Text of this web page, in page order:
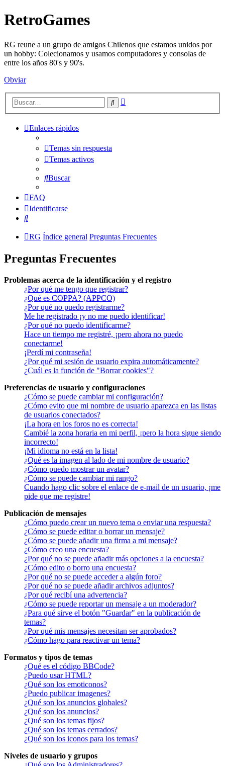
RetroGames
RG reune a un grupo de amigos Chilenos que estamos unidos por
un hobby: Colecionamos y usamos computadores y consolas de
entre los años 80's y 90's.
Obviar
Buscar
Enlaces rápidos
Temas sin respuesta
Temas activos
Buscar
FAQ
Identificarse
Buscar
RG Índice general Preguntas Frecuentes
Preguntas Frecuentes
Problemas acerca de la identificación y el registro
¿Por qué me tengo que registrar?
¿Qué es COPPA? (APPCO)
¿Por qué no puedo registrarme?
Me he registrado ¡y no me puedo identificar!
¿Por qué no puedo identificarme?
Hace un tiempo me registré, ¡pero ahora no puedo
conectarme!
¡Perdí mi contraseña!
¿Por qué mi sesión de usuario expira automáticamente?
¿Cuál es la función de "Borrar cookies"?
Preferencias de usuario y configuraciones
¿Cómo se puede cambiar mi configuración?
¿Cómo evito que mi nombre de usuario aparezca en las listas
de usuarios conectados?
¡La hora en los foros no es correcta!
Cambié la zona horaria en mi perfil, ¡pero la hora sigue siendo
incorrecto!
¡Mi idioma no está en la lista!
¿Qué es la imagen al lado de mi nombre de usuario?
¿Cómo puedo mostrar un avatar?
¿Cómo se puede cambiar mi rango?
Cuando hago clic sobre el enlace de e-mail de un usuario, ¡me
pide que me registre!
Publicación de mensajes
¿Cómo puedo crear un nuevo tema o enviar una respuesta?
¿Cómo se puede editar o borrar un mensaje?
¿Cómo se puede añadir una firma a mi mensaje?
¿Cómo creo una encuesta?
¿Por qué no se puede añadir más opciones a la encuesta?
¿Cómo edito o borro una encuesta?
¿Por qué no se puede acceder a algún foro?
¿Por qué no se puede añadir archivos adjuntos?
¿Por qué recibí una advertencia?
¿Cómo se puede reportar un mensaje a un moderador?
¿Para qué sirve el botón "Guardar" en la publicación de
temas?
¿Por qué mis mensajes necesitan ser aprobados?
¿Cómo hago para reactivar un tema?
Formatos y tipos de temas
¿Qué es el código BBCode?
¿Puedo usar HTML?
¿Qué son los emoticonos?
¿Puedo publicar imagenes?
¿Qué son los anuncios globales?
¿Qué son los anuncios?
¿Qué son los temas fijos?
¿Qué son los temas cerrados?
¿Qué son los iconos para los temas?
Niveles de usuario y grupos